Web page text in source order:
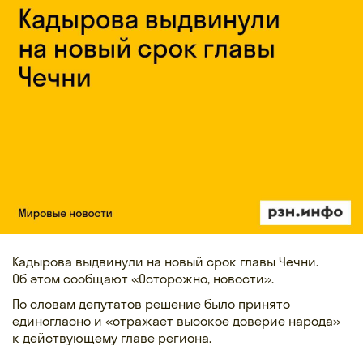
Кадырова выдвинули на новый срок главы Чечни.
Об этом сообщают «Осторожно, новости».
По словам депутатов решение было принято
единогласно и «отражает высокое доверие народа»
к действующему главе региона.